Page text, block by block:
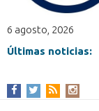
6 agosto, 2026
Últimas noticias: